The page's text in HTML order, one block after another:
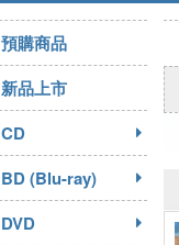
STRAY KIDS
盧廣仲
預購商品
新品上市
CD
BD (Blu-ray)
DVD